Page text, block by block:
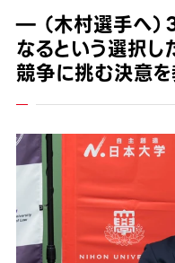
― （木村選手へ）
なるという選択し
競争に挑む決意を